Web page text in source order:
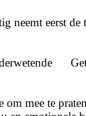
neemt eerst
mee te